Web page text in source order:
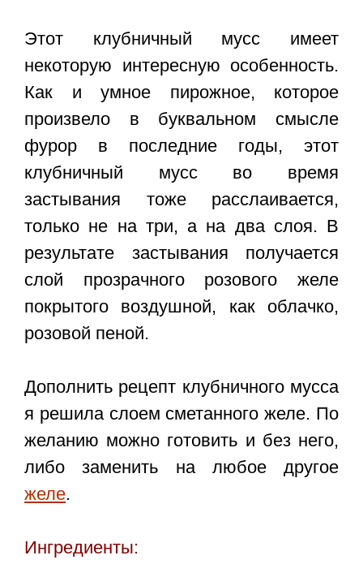
Этот клубничный мусс имеет
некоторую интересную особенность.
Как и умное пирожное, которое
произвело в буквальном смысле
фурор в последние годы, этот
клубничный мусс во время
застывания тоже расслаивается,
только не на три, а на два слоя. В
результате застывания получается
слой прозрачного розового желе
покрытого воздушной, как облачко,
розовой пеной.
Дополнить рецепт клубничного мусса
я решила слоем сметанного желе. По
желанию можно готовить и без него,
либо заменить на любое другое
желе.
Ингредиенты: